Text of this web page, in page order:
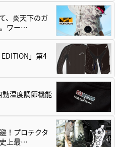
、炎天下のガ
ワー…
」第4
動温度調節機能
！プロテクタ
上最…